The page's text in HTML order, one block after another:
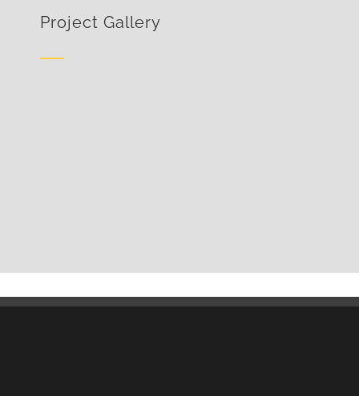
Project Gallery